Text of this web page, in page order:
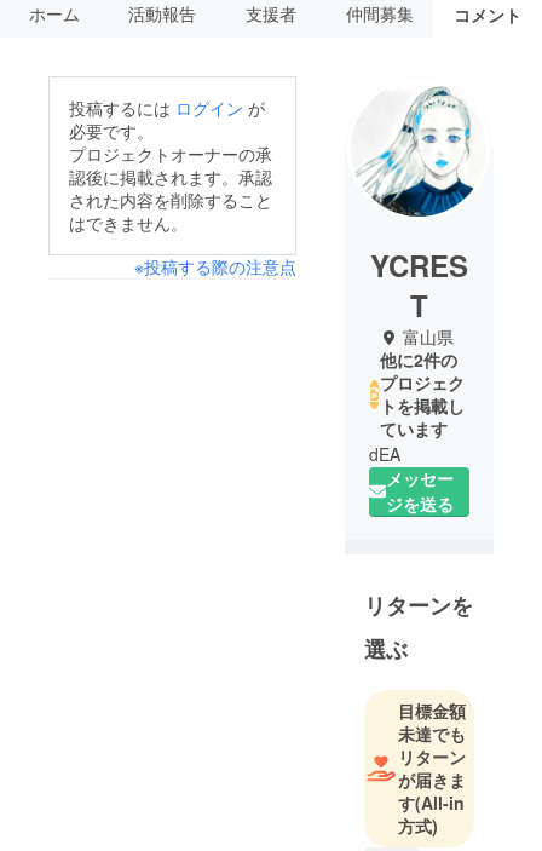
ホーム 活動報告 支援者 仲間募集 コメント
投稿するには ログイン が
必要です。
プロジェクトオーナーの承
認後に掲載されます。承認
された内容を削除すること
はできません。
※投稿する際の注意点
YCRES
T
富山県
他に2件の
プロジェク
トを掲載し
ています
dEA
メッセー
ジを送る
リターンを
選ぶ
目標金額
未達でも
リターン
が届きま
す(All-in
方式)